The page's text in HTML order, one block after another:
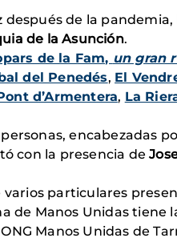
después de la pandemia,
de la Asunción.
de la Fam, un gran
del Penedés, El
d’Armentera, La
encabezadas
con la presencia de
particulares
de Manos Unidas tiene
Manos Unidas de